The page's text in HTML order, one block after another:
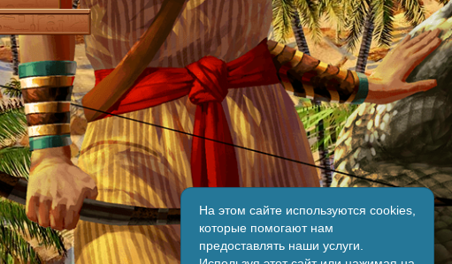
На этом сайте используются cookies,
которые помогают нам
предоставлять наши услуги.